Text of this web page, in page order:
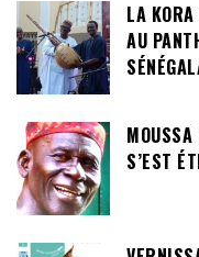
LA KORA
AU
S’EST